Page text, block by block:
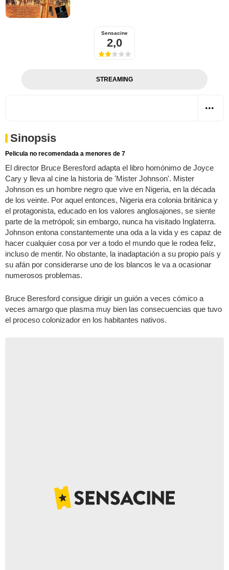
Sensacine
2,0
STREAMING
Sinopsis
Pelicula no recomendada a menores de 7
El director Bruce Beresford adapta el libro homónimo de Joyce
Cary y lleva al cine la historia de 'Mister Johnson'. Mister
Johnson es un hombre negro que vive en Nigeria, en la década
de los veinte. Por aquel entonces, Nigeria era colonia británica y
el protagonista, educado en los valores anglosajones, se siente
parte de la metrópoli; sin embargo, nunca ha visitado Inglaterra.
Johnson entona constantemente una oda a la vida y es capaz de
hacer cualquier cosa por ver a todo el mundo que le rodea feliz,
incluso de mentir. No obstante, la inadaptación a su propio país y
su afán por considerarse uno de los blancos le va a ocasionar
numerosos problemas.
Bruce Beresford consigue dirigir un guión a veces cómico a
veces amargo que plasma muy bien las consecuencias que tuvo
el proceso colonizador en los habitantes nativos.